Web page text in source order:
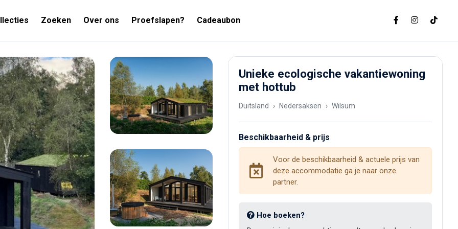
Zoeken Over ons Proefslapen? Cadeaubon
Unieke ecologische vakantiewoning
met hottub
Duitsland Nedersaksen Wilsum
Beschikbaarheid & prijs
Voor de beschikbaarheid & actuele prijs van
deze accommodatie ga je naar onze
partner.
Hoe boeken?